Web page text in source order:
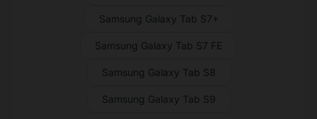
Samsung Galaxy Tab S7+
Samsung Galaxy Tab S7 FE
Samsung Galaxy Tab S8
Samsung Galaxy Tab S9